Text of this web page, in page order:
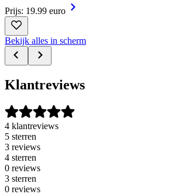
Prijs: 19.99 euro
Bekijk alles in scherm
Klantreviews
4 klantreviews
5 sterren
3 reviews
4 sterren
0 reviews
3 sterren
0 reviews